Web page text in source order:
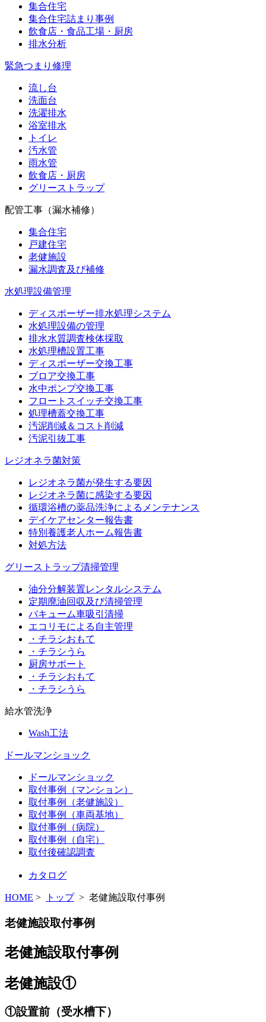
集合住宅
集合住宅詰まり事例
飲食店・食品工場・厨房
排水分析
緊急つまり修理
流し台
洗面台
洗濯排水
浴室排水
トイレ
汚水管
雨水管
飲食店・厨房
グリーストラップ
配管工事（漏水補修）
集合住宅
戸建住宅
老健施設
漏水調査及び補修
水処理設備管理
ディスポーザー排水処理システム
水処理設備の管理
排水水質調査検体採取
水処理槽設置工事
ディスポーザー交換工事
ブロア交換工事
水中ポンプ交換工事
フロートスイッチ交換工事
処理槽蓋交換工事
汚泥削減＆コスト削減
汚泥引抜工事
レジオネラ菌対策
レジオネラ菌が発生する要因
レジオネラ菌に感染する要因
循環浴槽の薬品洗浄によるメンテナンス
デイケアセンター報告書
特別養護老人ホーム報告書
対処方法
グリーストラップ清掃管理
油分分解装置レンタルシステム
定期廃油回収及び清掃管理
バキューム車吸引清掃
エコリモによる自主管理
・チラシおもて
・チラシうら
厨房サポート
・チラシおもて
・チラシうら
給水管洗浄
Wash工法
ドールマンショック
ドールマンショック
取付事例（マンション）
取付事例（老健施設）
取付事例（車両基地）
取付事例（病院）
取付事例（自宅）
取付後確認調査
カタログ
HOME > トップ> 老健施設取付事例
老健施設取付事例
老健施設取付事例
老健施設①
①設置前（受水槽下）